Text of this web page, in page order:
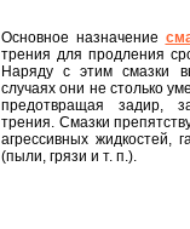
Основное назначение
трения для продления
Наряду с этим смазки
случаях они не столько
предотвращая задир,
трения. Смазки
агрессивных жидкостей,
(пыли, грязи и т. п.).